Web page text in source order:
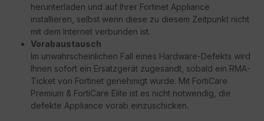
herunterladen und auf Ihrer Fortinet Appliance
installieren, selbst wenn diese zu diesem Zeitpunkt nicht
mit dem Internet verbunden ist.
Vorabaustausch
Im unwahrscheinlichen Fall eines Hardware-Defekts wird
Ihnen sofort ein Ersatzgerät zugesandt, sobald ein RMA-
Ticket von Fortinet genehmigt wurde. Mit FortiCare
Premium & FortiCare Elite ist es nicht notwendig, die
defekte Appliance vorab einzuschicken.